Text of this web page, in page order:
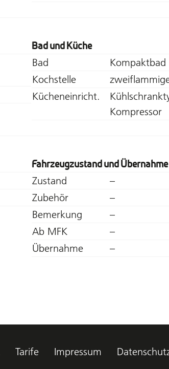
Bad und Küche
Bad
Kompaktbad
Kochstelle
Kücheneinricht.
Kompressor
Fahrzeugzustand und Übernahme
Zustand
–
Zubehör
–
Bemerkung
–
Ab MFK
–
Übernahme
–
Tarife Impressum